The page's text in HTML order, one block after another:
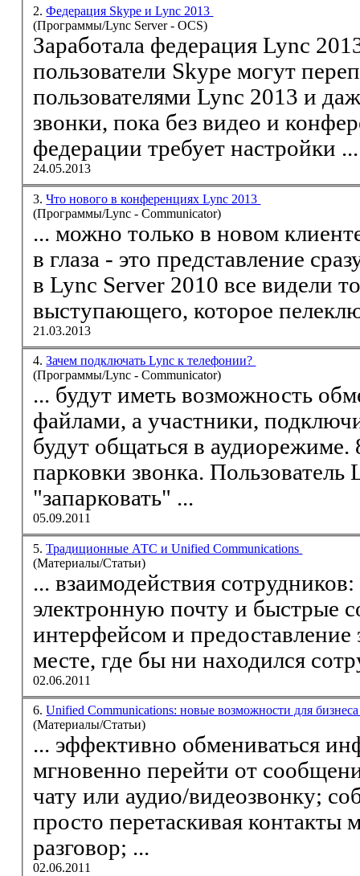
2.Федерация Skype и Lync 2013
(Программы/Lync Server - OCS)
Заработала федерация Lync
пользователи Skype могут
пользователями Lync 2013 и
звонки, пока безвидео и
федерации требует настройки ...
24.05.2013
3.Что нового в конференциях Lync 2013
(Программы/Lync - Communicator)
... можно только в новом клиенте. Первое, что
в глаза - это представление
в Lync Server 2010 все видели
выступающего, которое
21.03.2013
4.Зачем подключать Lync к телефонии?
(Программы/Lync - Communicator)
... будут иметь возможность
файлами, а участники, подключившиеся по телефону
будут общаться в аудиорежиме. 8. Возможность
парковки звонка.
"запарковать" ...
05.09.2011
5.Традиционные АТС и Unified Communications
(Материалы/Статьи)
... взаимодействия
электронную почту и быстрые
интерфейсом и
месте, где бы ни находился
02.06.2011
6.Unified Communications: новые возможности для
(Материалы/Статьи)
... эффективно обмениваться
мгновенно перейти от сообщения электронной почты к
чату или аудио/видеозвонку; собирать
просто перетаскивая
разговор; ...
02.06.2011